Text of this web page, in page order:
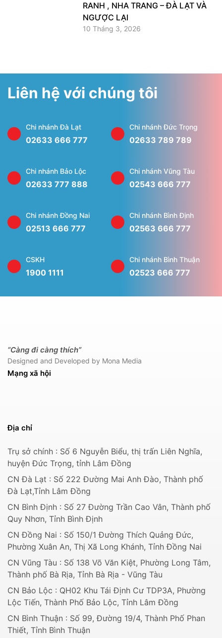
RANH , NHA TRANG – ĐÀ LẠT VÀ
NGƯỢC LẠI
10 Tháng 3, 2026
Liên hệ với chúng tôi
Chi nhánh Đà Lạt
02633 666 777
Chi nhánh Đức Trọng
02633 789 789
Chi nhánh Bảo Lộc
02633 777 888
Chi nhánh Vũng Tàu
02543 666 777
Chi nhánh Đồng Nai
02513 666 777
Chi nhánh Bình Định
02563 666 777
CSKH
1900 1111
Chi nhánh Bình Thuận
02523 666 777
“Càng đi càng thích”
Designed and Developed by Mona Media
Mạng xã hội
Địa chỉ
Trụ sở chính : Số 6 Nguyễn Biểu, thị trấn Liên Nghĩa,
huyện Đức Trọng, tỉnh Lâm Đồng
CN Đà Lạt : Số 222 Đường Mai Anh Đào, Thành phố
Đà Lạt,Tỉnh Lâm Đồng
CN Bình Định : Số 27 Đường Trần Cao Vân, Thành phố
Quy Nhơn, Tỉnh Bình Định
CN Đồng Nai : Số 150/1 Đường Thích Quảng Đức,
Phường Xuân An, Thị Xã Long Khánh, Tỉnh Đồng Nai
CN Vũng Tàu : Số 138 Võ Văn Kiệt, Phường Long Tâm,
Thành phố Bà Rịa, Tỉnh Bà Rịa - Vũng Tàu
CN Bảo Lộc : QH02 Khu Tái Định Cư TDP3A, Phường
Lộc Tiến, Thành Phố Bảo Lộc, Tỉnh Lâm Đồng
CN Bình Thuận : Số 99, Đường 19/4, Thành Phố Phan
Thiết, Tỉnh Bình Thuận